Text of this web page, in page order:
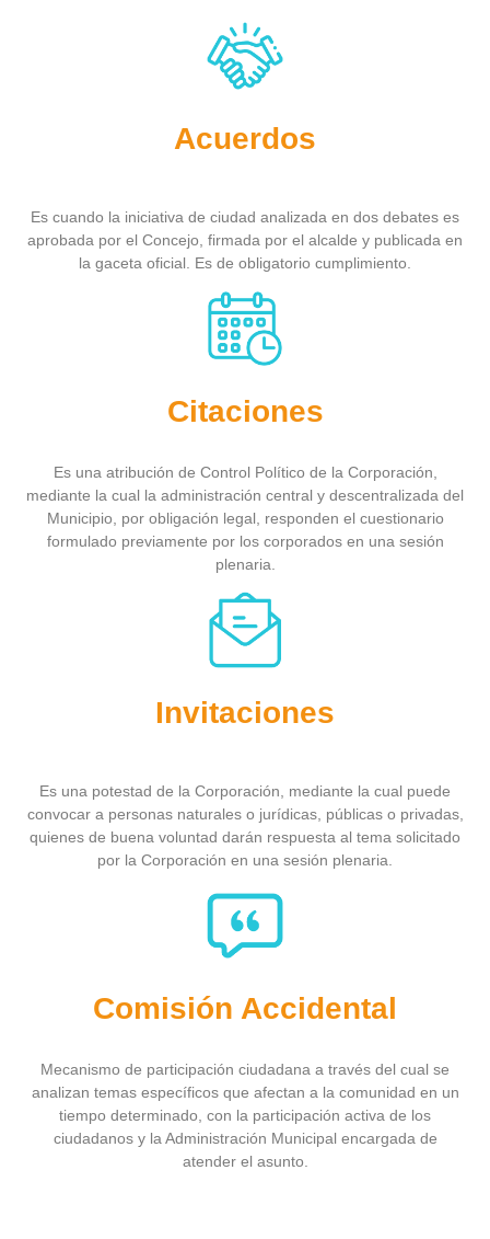
Acuerdos
Es cuando la iniciativa de ciudad analizada en dos debates es
aprobada por el Concejo, firmada por el alcalde y publicada en
la gaceta oficial. Es de obligatorio cumplimiento.
Citaciones
Es una atribución de Control Político de la Corporación,
mediante la cual la administración central y descentralizada del
Municipio, por obligación legal, responden el cuestionario
formulado previamente por los corporados en una sesión
plenaria.
Invitaciones
Es una potestad de la Corporación, mediante la cual puede
convocar a personas naturales o jurídicas, públicas o privadas,
quienes de buena voluntad darán respuesta al tema solicitado
por la Corporación en una sesión plenaria.
Comisión Accidental
Mecanismo de participación ciudadana a través del cual se
analizan temas específicos que afectan a la comunidad en un
tiempo determinado, con la participación activa de los
ciudadanos y la Administración Municipal encargada de
atender el asunto.